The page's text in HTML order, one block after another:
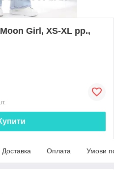
Girl, XS-XL рр.,
Доставка Оплата Умови